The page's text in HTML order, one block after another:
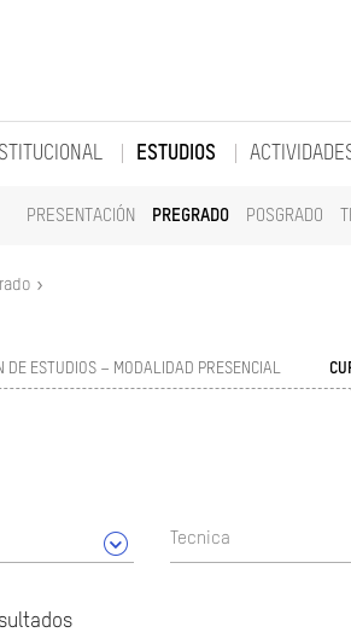
ESTUDIOS
PRESENTACIÓN PREGRADO POSGRADO
DE ESTUDIOS – MODALIDAD PRESENCIAL
Tecnica